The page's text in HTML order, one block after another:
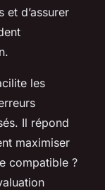
et d’assurer
les
Il répond
maximiser
compatible ?